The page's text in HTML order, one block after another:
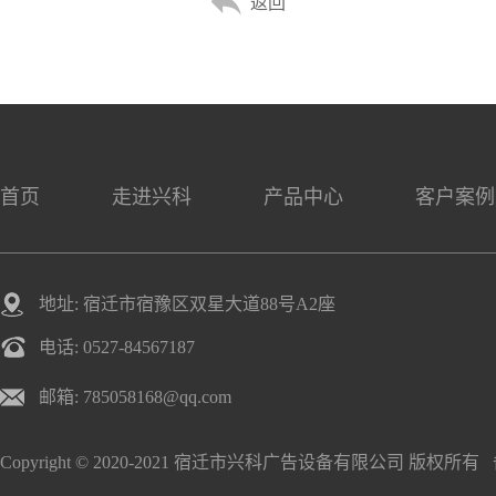
首页 走进兴科 产品中心 客户案例
地址: 宿迁市宿豫区双星大道88号A2座
电话: 0527-84567187
邮箱: 785058168@qq.com
Copyright © 2020-2021 宿迁市兴科广告设备有限公司 版权所有